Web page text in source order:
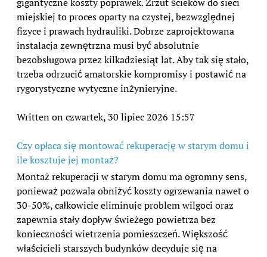
miejskiej to proces oparty na czystej, bezwzględnej
fizyce i prawach hydrauliki. Dobrze zaprojektowana
instalacja zewnętrzna musi być absolutnie
bezobsługowa przez kilkadziesiąt lat. Aby tak się stało,
trzeba odrzucić amatorskie kompromisy i postawić na
rygorystyczne wytyczne inżynieryjne.
Written on czwartek, 30 lipiec 2026 15:57
Czy opłaca się montować rekuperację w starym domu i
ile kosztuje jej montaż?
Montaż rekuperacji w starym domu ma ogromny sens,
ponieważ pozwala obniżyć koszty ogrzewania nawet o
30-50%, całkowicie eliminuje problem wilgoci oraz
zapewnia stały dopływ świeżego powietrza bez
konieczności wietrzenia pomieszczeń. Większość
właścicieli starszych budynków decyduje się na